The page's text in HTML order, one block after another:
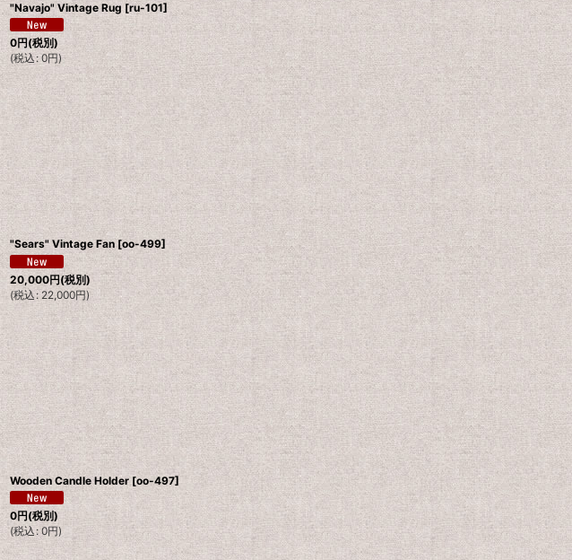
"Navajo" Vintage Rug [ru-101]
0円(税別)
(税込 : 0円)
"Sears" Vintage Fan [oo-499]
20,000円(税別)
(税込 : 22,000円)
Wooden Candle Holder [oo-497]
0円(税別)
(税込: 0円)